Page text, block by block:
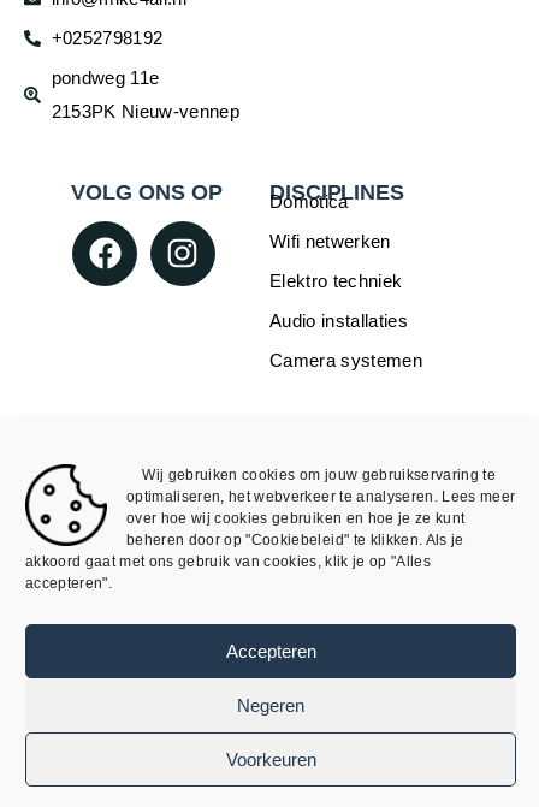
Wij gebruiken cookies om jouw gebruikservaring te
optimaliseren, het webverkeer te analyseren. Lees meer
over hoe wij cookies gebruiken en hoe je ze kunt
beheren door op "Cookiebeleid" te klikken. Als je
akkoord gaat met ons gebruik van cookies, klik je op "Alles
accepteren".
Accepteren
Negeren
Voorkeuren
+0252798192
pondweg 11e
2153PK Nieuw-vennep
VOLG ONS OP DISCIPLINES
Domotica
Wifi netwerken
Elektro techniek
Audio installaties
Camera systemen
Void
Mijn account
Algemene Voorwaarden
Algemene Voorwaarden
webshop
AtSea Design & Medi